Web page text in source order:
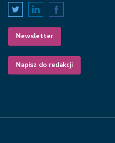
Newsletter
Napisz do redakcji